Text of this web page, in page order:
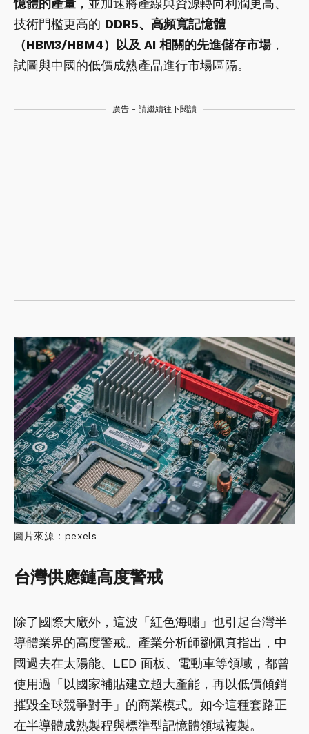
技術門檻更高的 DDR5、高頻寬記憶體
（HBM3/HBM4）以及 AI 相關的先進儲存市場，
試圖與中國的低價成熟產品進行市場區隔。
廣告 - 請繼續往下閱讀
圖片來源：pexels
台灣供應鏈高度警戒
除了國際大廠外，這波「紅色海嘯」也引起台灣半
導體業界的高度警戒。產業分析師劉佩真指出，中
國過去在太陽能、LED 面板、電動車等領域，都曾
使用過「以國家補貼建立超大產能，再以低價傾銷
摧毀全球競爭對手」的商業模式。如今這種套路正
在半導體成熟製程與標準型記憶體領域複製。